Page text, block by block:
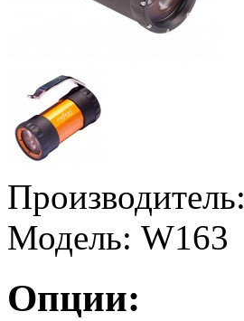
Производитель:
Модель: W163
Опции: